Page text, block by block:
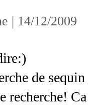
| 14/12/2009
de
recherche!